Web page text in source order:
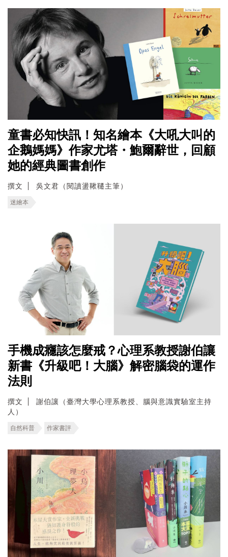
童書必知快訊！知名繪本《大吼大叫的
企鵝媽媽》作家尤塔・鮑爾辭世，回顧
她的經典圖書創作
撰文 吳文君（閱讀盪鞦韆主筆）
迷繪本
手機成癮該怎麼戒？心理系教授謝伯讓
新書《升級吧！大腦》解密腦袋的運作
法則
撰文
謝伯讓（臺灣大學心理系教授、腦與意識實驗室主持
人）
自然科普 作家書評